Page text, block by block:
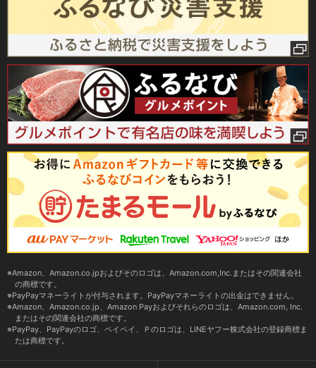
Amazon、Amazon.co.jpおよびそのロゴは、Amazon.com,Inc.またはその関連会社
の商標です。
PayPayマネーライトが付与されます。PayPayマネーライトの出金はできません。
Amazon、Amazon.co.jp、Amazon Payおよびそれらのロゴは、Amazon.com, Inc.
またはその関連会社の商標です。
PayPay、PayPayのロゴ、ペイペイ、Ｐのロゴは、LINEヤフー株式会社の登録商標ま
たは商標です。